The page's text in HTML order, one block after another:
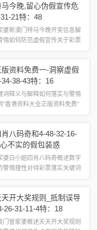
我们有必要对这类...
今晚,留心伪假宣传危
21特：48
婆新澳门特马今晚开奖信息解
惕如何防范虚假宣传关于彩票
家婆新澳门特马今晚”的...
资料免费一-洞察虚假
38-43特：16
词释义与解释如何落实与警惕
香港资料大全正版资料免费”
关键词的含义。1、...
八码奇和4-48-32-16-
不实的假包装惑
婆白小姐四肖八码奇概述数字
警惕理性对待彩票落实关键词
奇及相关数字预测的现象...
开大奖规则_抵制误导
26-31-11-4特：18
门管家婆概述天天开大奖规则